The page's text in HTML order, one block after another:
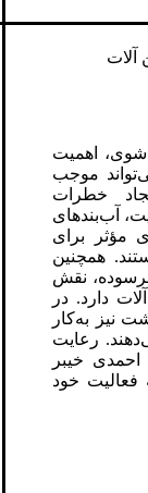
آلات
اهمیت
موجب
خطرات
آب‌بندهای
مؤثر برای
همچنین
نقش
دارد. در
نیز به‌کار
رعایت
خیبر
فعالیت خود